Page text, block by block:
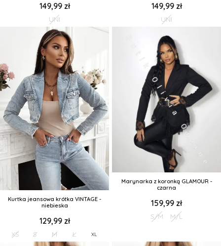
149,99 zł
UNI
149,99 zł
UNI
Kurtka jeansowa krótka VINTAGE -
niebieska
129,99 zł
XS S M L XL
Marynarka z koronką GLAMOUR -
czarna
159,99 zł
S/M M/L